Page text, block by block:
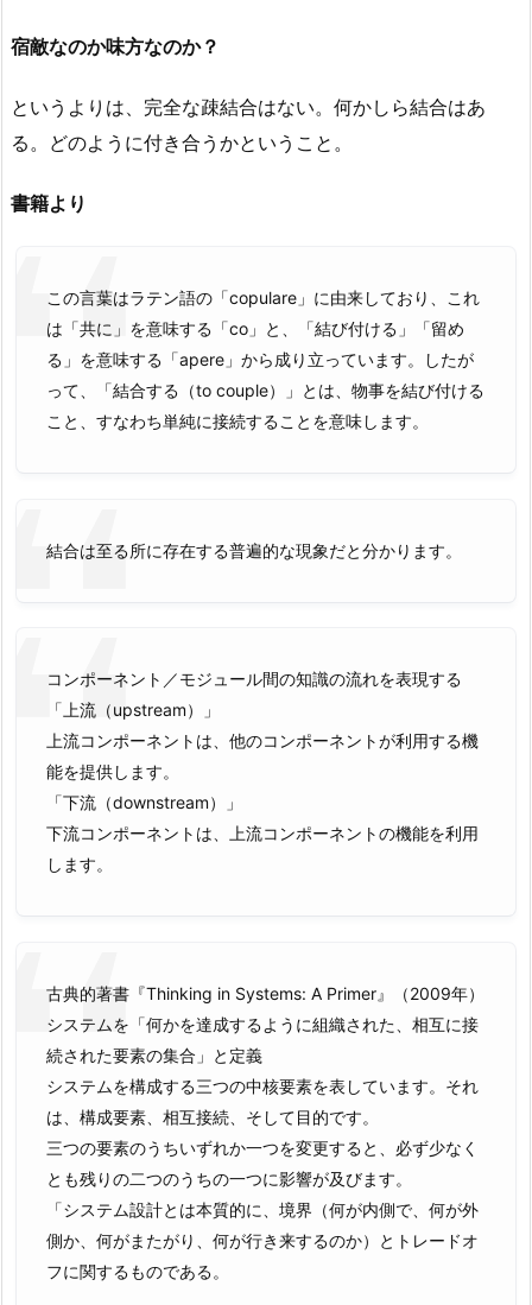
宿敵なのか味方なのか？
というよりは、完全な疎結合はない。何かしら結合はあ
る。どのように付き合うかということ。
書籍より
この言葉はラテン語の「copulare」に由来しており、これ
は「共に」を意味する「co」と、「結び付ける」「留め
る」を意味する「apere」から成り立っています。したが
って、「結合する（to couple）」とは、物事を結び付ける
こと、すなわち単純に接続することを意味します。
結合は至る所に存在する普遍的な現象だと分かります。
コンポーネント／モジュール間の知識の流れを表現する
「上流（upstream）」
上流コンポーネントは、他のコンポーネントが利用する機
能を提供します。
「下流（downstream）」
下流コンポーネントは、上流コンポーネントの機能を利用
します。
古典的著書『Thinking in Systems: A Primer』（2009年）
システムを「何かを達成するように組織された、相互に接
続された要素の集合」と定義
システムを構成する三つの中核要素を表しています。それ
は、構成要素、相互接続、そして目的です。
三つの要素のうちいずれか一つを変更すると、必ず少なく
とも残りの二つのうちの一つに影響が及びます。
「システム設計とは本質的に、境界（何が内側で、何が外
側か、何がまたがり、何が行き来するのか）とトレードオ
フに関するものである。